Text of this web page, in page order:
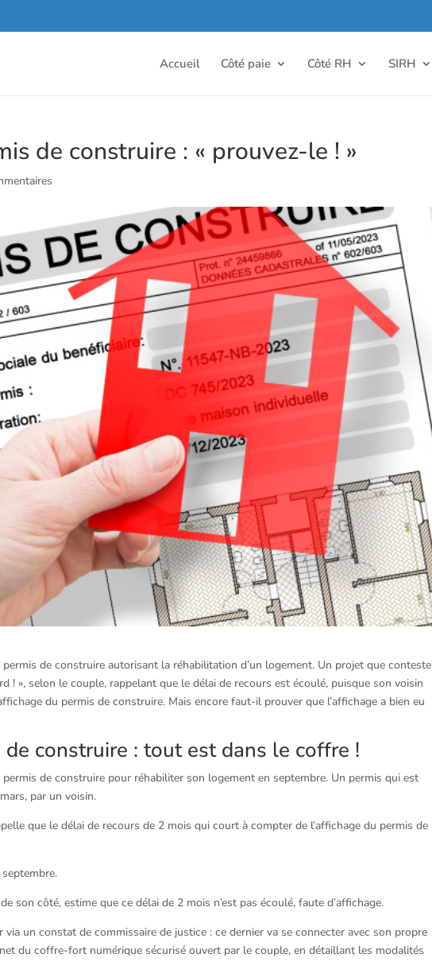
Accueil Côté paie Côté RH SIRH
de construire : « prouvez-le ! »
de construire autorisant la réhabilitation d’un logement. Un projet que conteste
! », selon le couple, rappelant que le délai de recours est écoulé, puisque son voisin
du permis de construire. Mais encore faut-il prouver que l’affichage a bien eu
construire : tout est dans le coffre !
de construire pour réhabiliter son logement en septembre. Un permis qui est
par un voisin.
que le délai de recours de 2 mois qui court à compter de l’affichage du permis de
son côté, estime que ce délai de 2 mois n’est pas écoulé, faute d’affichage.
un constat de commissaire de justice : ce dernier va se connecter avec son propre
du coffre-fort numérique sécurisé ouvert par le couple, en détaillant les modalités